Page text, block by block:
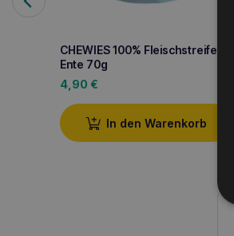
CHEWIES 100% Fleischstreifen
Ente 70g
4,90 €
In den Warenkorb